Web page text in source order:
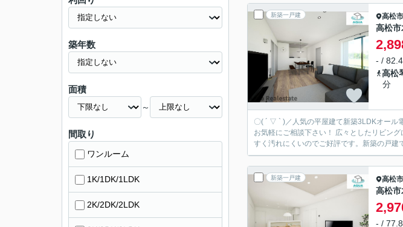
新築一戸建 高松市
高松
- /
高松
分
〇( ´ ▽ ` )／人気の平屋建て新築3LDKオール
お気軽にご相談下さい！ 広々としたリビングに充実設備のキッチンを備えた3LDK。駅から徒歩6分圏内に立地しています。システムキッチンは使いや
すく汚れにくいのでご好評です。新築の戸
新築一戸建 高松市
高松
- /
築年数
面積
～
間取り
ワンルーム
1K/1DK/1LDK
2K/2DK/2LDK